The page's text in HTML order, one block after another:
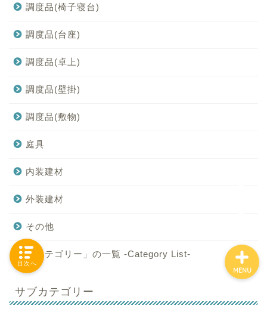
調度品(椅子寝台)
調度品(台座)
調度品(卓上)
調度品(壁掛)
調度品(敷物)
庭具
内装建材
外装建材
その他
「カテゴリー」の一覧 -Category List-
サブカテゴリー
MENU
目次へ